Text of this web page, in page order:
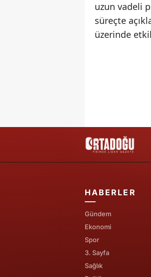
uzun vadeli
süreçte
üzerinde
HABERLER
Gündem
Ekonomi
Spor
3. Sayfa
Sağlık